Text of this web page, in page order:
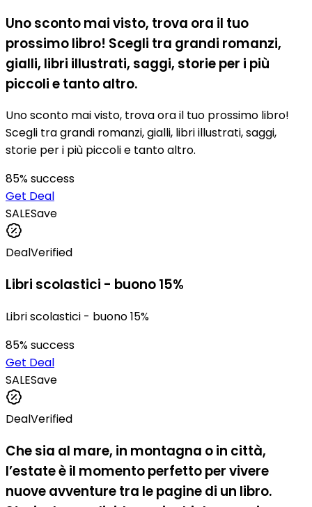
Uno sconto mai visto, trova ora il tuo
prossimo libro! Scegli tra grandi romanzi,
gialli, libri illustrati, saggi, storie per i più
piccoli e tanto altro.
Uno sconto mai visto, trova ora il tuo prossimo libro!
Scegli tra grandi romanzi, gialli, libri illustrati, saggi,
storie per i più piccoli e tanto altro.
85% success
Get Deal
SALESave
DealVerified
Libri scolastici - buono 15%
Libri scolastici - buono 15%
85% success
Get Deal
SALESave
DealVerified
Che sia al mare, in montagna o in città,
l’estate è il momento perfetto per vivere
nuove avventure tra le pagine di un libro.